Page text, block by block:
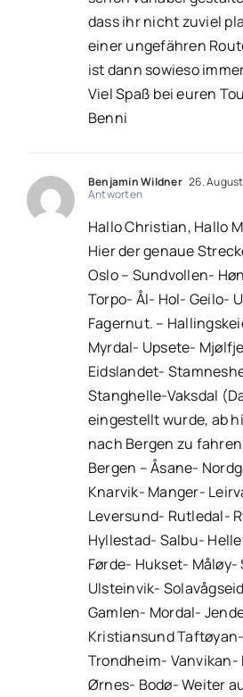
dass ihr nicht zuviel
einer ungefähren
ist dann sowieso
Viel Spaß bei euren
Benni
Benjamin Wildner 26.
Antworten
Hallo Christian, Hallo
Hier der genaue
Oslo – Sundvollen-
Torpo- Ål- Hol- Geilo-
Fagernut. –
Myrdal- Upsete-
Eidslandet-
Stanghelle-Vaksdal
eingestellt wurde, ab
nach Bergen zu
Bergen – Åsane-
Knarvik- Manger-
Leversund- Rutledal-
Hyllestad- Salbu-
Førde- Hukset-
Ulsteinvik-
Gamlen- Mordal-
Kristiansund
Trondheim- Vanvikan-
Ørnes- Bodø- Weiter